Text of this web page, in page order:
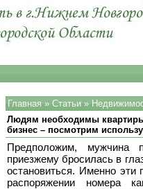
Главная » Статьи »
Людям необходимы квартиры
бизнес – посмотрим
Предположим, мужчина
приезжему бросилась в
остановиться. Именно
распоряжении номера